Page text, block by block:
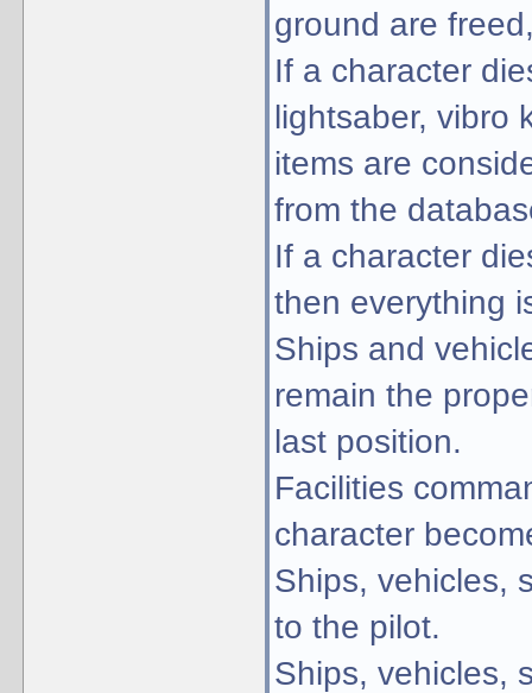
ground are
If a character
lightsaber, vibro
items are
from the
If a character
then everything
Ships and
remain the
last position.
Facilities
character
Ships, vehicles,
to the pilot.
Ships, vehicles,